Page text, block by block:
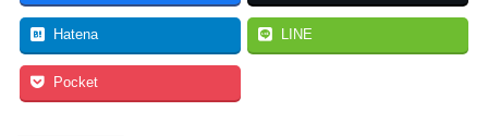
Hatena LINE
Pocket